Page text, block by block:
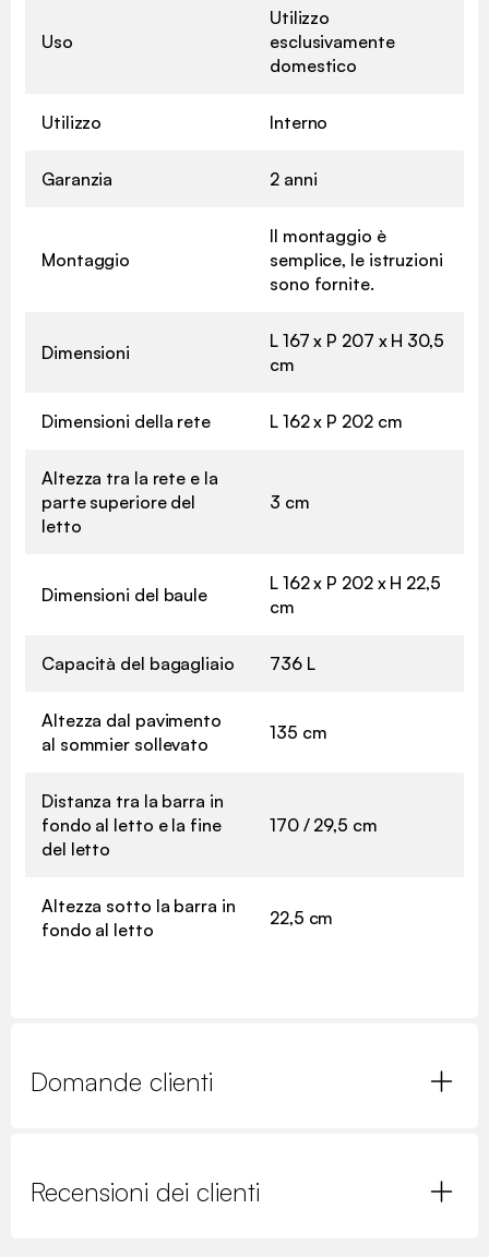
Uso
Utilizzo
esclusivamente
domestico
Utilizzo Interno
Garanzia 2 anni
Montaggio
Il montaggio è
semplice, le istruzioni
sono fornite.
Dimensioni
L 167 x P 207 x H 30,5
cm
Dimensioni della rete L 162 x P 202 cm
Altezza tra la rete e la
parte superiore del
letto
3 cm
Dimensioni del baule
L 162 x P 202 x H 22,5
cm
Capacità del bagagliaio 736 L
Altezza dal pavimento
al sommier sollevato
135 cm
Distanza tra la barra in
fondo al letto e la fine
del letto
170 / 29,5 cm
Altezza sotto la barra in
fondo al letto
22,5 cm
Domande clienti
Recensioni dei clienti